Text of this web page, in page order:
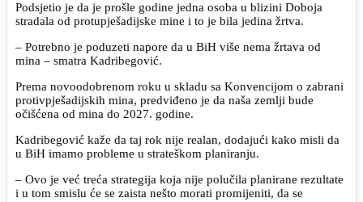
Podsjetio je da je prošle godine jedna osoba u blizini Doboja
stradala od protupješadijske mine i to je bila jedina žrtva.
– Potrebno je poduzeti napore da u BiH više nema žrtava od
mina – smatra Kadribegović.
Prema novoodobrenom roku u skladu sa Konvencijom o zabrani
protivpješadijskih mina, predviđeno je da naša zemlji bude
očišćena od mina do 2027. godine.
Kadribegović kaže da taj rok nije realan, dodajući kako misli da
u BiH imamo probleme u strateškom planiranju.
– Ovo je već treća strategija koja nije polučila planirane rezultate
i u tom smislu će se zaista nešto morati promijeniti, da se